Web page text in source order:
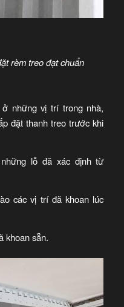
rèm treo đạt chuẩn
những vị trí trong nhà,
đặt thanh treo trước khi
lỗ đã xác định từ
các vị trí đã khoan lúc
khoan sẵn.